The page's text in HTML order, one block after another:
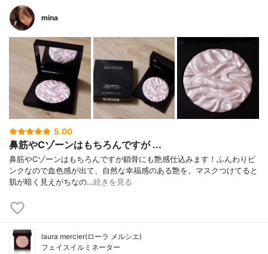
mina
5.00
鼻筋やCゾーンはもちろんですが ...
鼻筋やCゾーンはもちろんですが鎖骨にも艶感仕込みます！ふんわりピ
ンクなので血色感が出て、自然な幸福感のある艶を。マスクつけてると
肌が暗く見えがちなの…続きを見る
laura mercier(ローラ メルシエ)
フェイスイルミネーター